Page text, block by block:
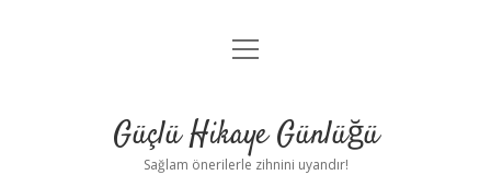
Anasayfa
Yasal Uyarı
menüyü
Güçlü Hikaye Günlüğü
Sağlam önerilerle zihnini uyandır!